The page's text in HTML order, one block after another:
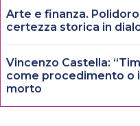
Arte e finanza.
certezza storica in
Vincenzo Castella:
come procedimento o
morto